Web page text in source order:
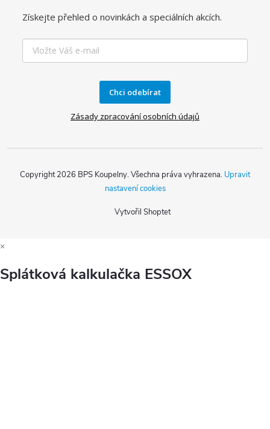
Získejte přehled o novinkách a speciálních akcích.
Chci odebírat
Zásady zpracování osobních údajů
Vytvořil Shoptet
Copyright 2026 BPS Koupelny. Všechna práva vyhrazena. Upravit
nastavení cookies
×
Splátková kalkulačka ESSOX